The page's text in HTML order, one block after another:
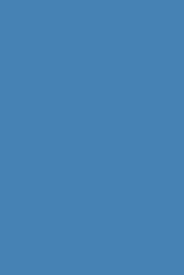
alkalmazkodó, mind módszertan,
Európa-szerte érezhetőek, hiszen
Felnőtt tanulóként
végig gondolni, utána
Milyen támogatások vagy
Van- e online, vagy vegyes
Tájékozódás,
Van-e esetleg munkahelyi
Alacsonyan
A vonatkozó európai uniós
többek között az alacsonyan
ehhez kapcsolódóan a
Ennek érdekében kiemelt
akadályok megszüntetése,
Bár az alacsonyan képzett
nehézségek miatt nagy kihívást